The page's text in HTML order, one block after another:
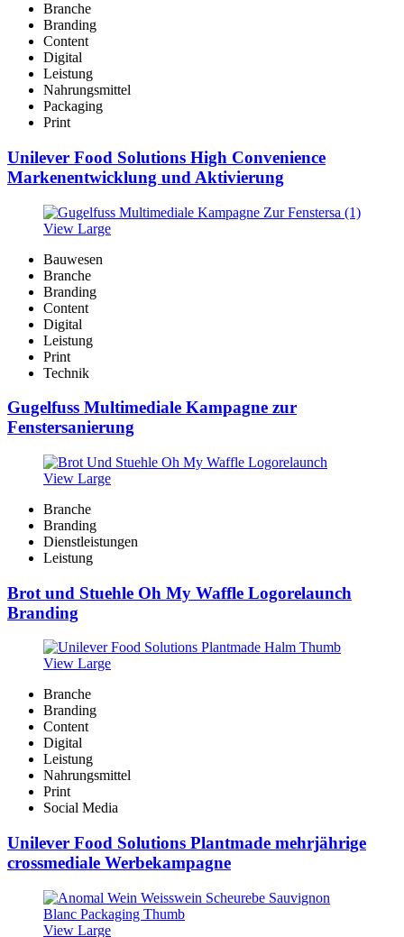
Branche
Branding
Content
Digital
Leistung
Nahrungsmittel
Packaging
Print
Unilever Food Solutions High Convenience
Markenentwicklung und Aktivierung
View Large
Bauwesen
Branche
Branding
Content
Digital
Leistung
Print
Technik
Gugelfuss Multimediale Kampagne zur
Fenstersanierung
View Large
Branche
Branding
Dienstleistungen
Leistung
Brot und Stuehle Oh My Waffle Logorelaunch
Branding
View Large
Branche
Branding
Content
Digital
Leistung
Nahrungsmittel
Print
Social Media
Unilever Food Solutions Plantmade mehrjährige
crossmediale Werbekampagne
View Large